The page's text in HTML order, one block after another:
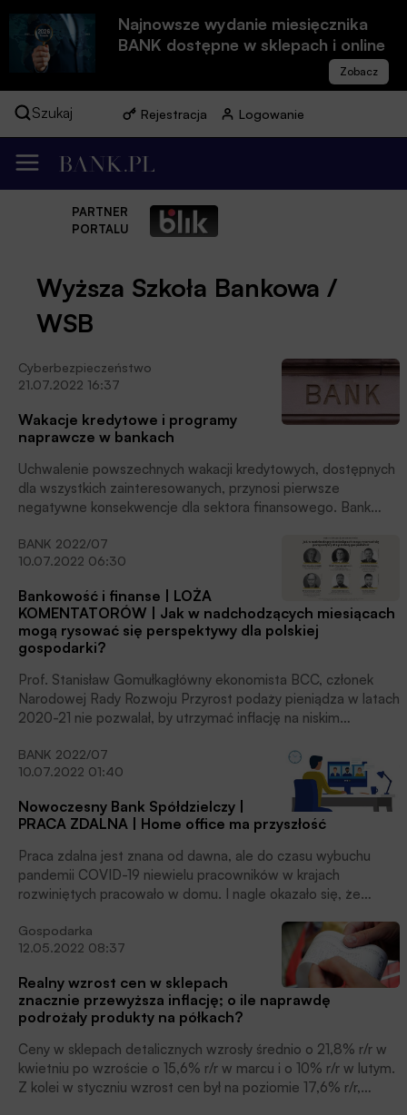
Najnowsze wydanie miesięcznika
BANK dostępne w sklepach i online
Szukaj Rejestracja Logowanie
PARTNER
PORTALU
Wyższa Szkoła Bankowa /
WSB
Cyberbezpieczeństwo
21.07.2022 16:37
Wakacje kredytowe i programy
naprawcze w bankach
Uchwalenie powszechnych wakacji kredytowych, dostępnych
dla wszystkich zainteresowanych, przynosi pierwsze
negatywne konsekwencje dla sektora finansowego. Bank
decyzję o uruchomieniu planu naprawy. Przesłanką dla tak
brzemiennej w skutkach decyzji ma być właśnie możliwość
odraczania spłaty kredytu hipotecznego przez osoby,
zaciągające to zobowiązanie na zaspokojenie własnych
potrzeb mieszkaniowych.
BANK 2022/07
10.07.2022 06:30
Bankowość i finanse | LOŻA
KOMENTATORÓW | Jak w nadchodzących miesiącach
mogą rysować się perspektywy dla polskiej
gospodarki?
Prof. Stanisław Gomułkagłówny ekonomista BCC, członek
Narodowej Rady Rozwoju Przyrost podaży pieniądza w latach
2020-21 nie pozwalał, by utrzymać inflację na niskim
a wzrost cen w tym i przyszłym roku musi ją wyeliminować.
Obecna inflacja, na poziomie ok. 15,6% (wg GUS), jest z tym
związana. Jeszcze przez rok, półtora musi ona
być dwucyfrowa; jeżeli RPP będzie dalej podnosić stopy
procentowe, to prawdopodobnie […]
BANK 2022/07
10.07.2022 01:40
Nowoczesny Bank Spółdzielczy |
PRACA ZDALNA | Home office ma przyszłość
Praca zdalna jest znana od dawna, ale do czasu wybuchu
pandemii COVID-19 niewielu pracowników w krajach
rozwiniętych pracowało w domu. I nagle okazało się, że
wykonywać poza miejscem pracy.
Gospodarka
12.05.2022 08:37
Realny wzrost cen w sklepach
znacznie przewyższa inflację; o ile naprawdę
podrożały produkty na półkach?
Ceny w sklepach detalicznych wzrosły średnio o 21,8% r/r w
kwietniu po wzroście o 15,6% r/r w marcu i o 10% r/r w lutym.
Z kolei w styczniu wzrost cen był na poziomie 17,6% r/r,